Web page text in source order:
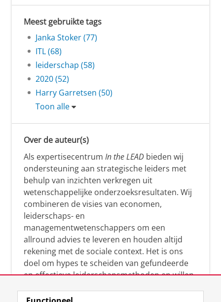
Meest gebruikte tags
Janka Stoker (77)
ITL (68)
leiderschap (58)
2020 (52)
Harry Garretsen (50)
Toon alle
Over de auteur(s)
Als expertisecentrum In the LEAD bieden wij
ondersteuning aan strategische leiders met
behulp van inzichten verkregen uit
wetenschappelijke onderzoeksresultaten. Wij
combineren de visies van economen,
leiderschaps- en
managementwetenschappers om een
allround advies te leveren en houden altijd
rekening met de sociale context. Het is ons
doel om hypes te scheiden van gefundeerde
en effectieve leiderschapsmethoden en willen
manier te reageren op economische en